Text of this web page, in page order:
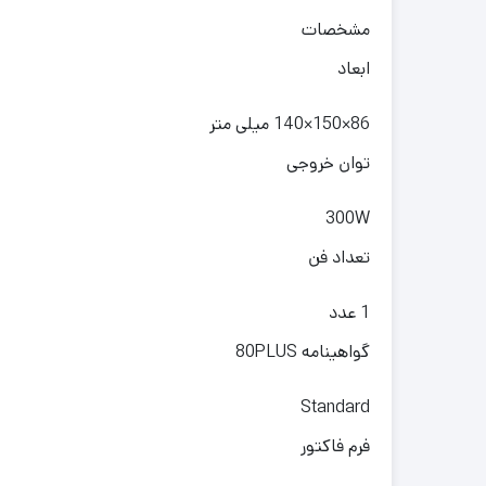
مشخصات
ابعاد
86×150×140 میلی متر
توان خروجی
300W
تعداد فن
1 عدد
گواهینامه 80PLUS
Standard
فرم فاکتور